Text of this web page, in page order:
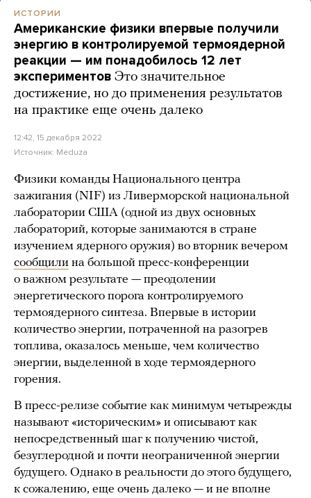
ИСТОРИИ
Американские физики впервые получили
энергию в контролируемой термоядерной
реакции — им понадобилось 12 лет
экспериментов Это значительное
достижение, но до применения результатов
на практике еще очень далеко
12:42, 15 декабря 2022
Источник: Meduza
Физики команды Национального центра
зажигания (NIF) из Ливерморской национальной
лаборатории США (одной из двух основных
лабораторий, которые занимаются в стране
изучением ядерного оружия) во вторник вечером
сообщили на большой пресс-конференции
о важном результате — преодолении
энергетического порога контролируемого
термоядерного синтеза. Впервые в истории
количество энергии, потраченной на разогрев
топлива, оказалось меньше, чем количество
энергии, выделенной в ходе термоядерного
горения.
В пресс-релизе событие как минимум четырежды
называют «историческим» и описывают как
непосредственный шаг к получению чистой,
безуглеродной и почти неограниченной энергии
будущего. Однако в реальности до этого будущего,
к сожалению, еще очень далеко — и не вполне